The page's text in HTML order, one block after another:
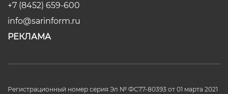
+7 (8452) 659-600
info@sarinform.ru
РЕКЛАМА
Регистрационный номер серия Эл № ФС77-80393 от 01 марта 2021